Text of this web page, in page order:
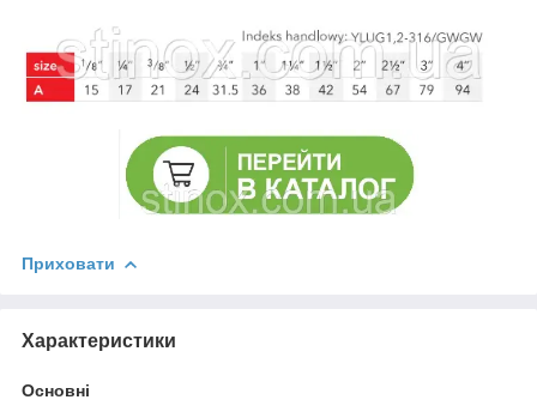
Приховати
Характеристики
Основні